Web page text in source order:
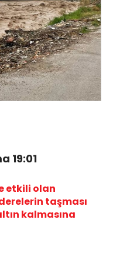
19:01
etkili olan
taşması
kalmasına